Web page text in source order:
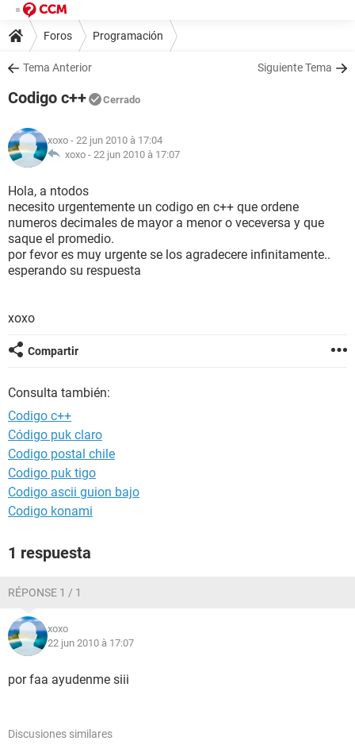
Foros Programación
Tema Anterior Siguiente Tema
Codigo c++ Cerrado
xoxo - 22 jun 2010 à 17:04
xoxo - 22 jun 2010 à 17:07
Hola, a ntodos
necesito urgentemente un codigo en c++ que ordene
numeros decimales de mayor a menor o veceversa y que
saque el promedio.
por fevor es muy urgente se los agradecere infinitamente..
esperando su respuesta
xoxo
Compartir
Consulta también:
Codigo c++
Código puk claro
Codigo postal chile
Codigo puk tigo
Codigo ascii guion bajo
Codigo konami
1 respuesta
RÉPONSE 1 / 1
xoxo
22 jun 2010 à 17:07
por faa ayudenme siii
Discusiones similares